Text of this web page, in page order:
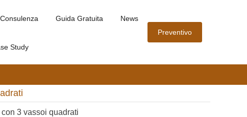
Consulenza Guida Gratuita News
Study
Preventivo
3 vassoi quadrati